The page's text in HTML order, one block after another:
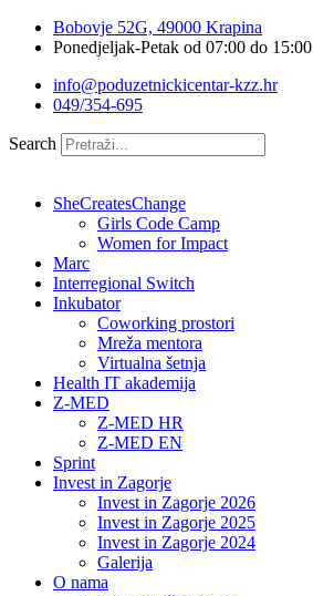
Bobovje 52G, 49000 Krapina
Ponedjeljak-Petak od 07:00 do 15:00
info@poduzetnickicentar-kzz.hr
049/354-695
Search
SheCreatesChange
Girls Code Camp
Women for Impact
Marc
Interregional Switch
Inkubator
Coworking prostori
Mreža mentora
Virtualna šetnja
Health IT akademija
Z-MED
Z-MED HR
Z-MED EN
Sprint
Invest in Zagorje
Invest in Zagorje 2026
Invest in Zagorje 2025
Invest in Zagorje 2024
Galerija
O nama